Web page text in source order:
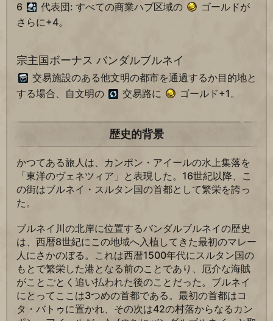
6
代表団: すべての商業ハブ区域の
ゴールドが
さらに+4。
宗主国ボーナス バンダルブルネイ
交易施設のある他文明の都市を通過するか目的地と
する場合、自文明の
交易路に ゴールド+1。
歴史的背景
かつてある旅人は、カンポン・アイールの水上集落を
「東洋のヴェネツィア」と表現した。16世紀以降、こ
の街はブルネイ・スルタン国の首都として繁栄を誇っ
た。
ブルネイ川の北岸に位置するバンダルブルネイの歴史
は、西暦8世紀にこの地域へ入植してきた最初のマレー
人にさかのぼる。これは西暦1500年代にスルタン国の
もとで繁栄した港となる前のことであり、厄介な海賊
がことごとく追い払われた後のことだった。ブルネイ
にとってここは3つめの首都である。最初の首都はコ
タ・バトゥに置かれ、その次は42の村落からなるカン